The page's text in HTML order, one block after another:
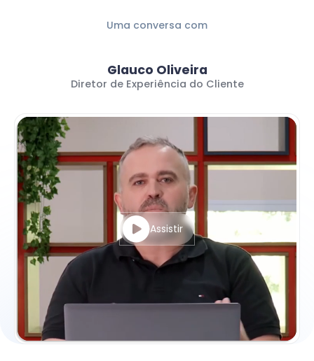
Uma conversa com
Glauco Oliveira
Diretor de Experiência do Cliente
Assistir